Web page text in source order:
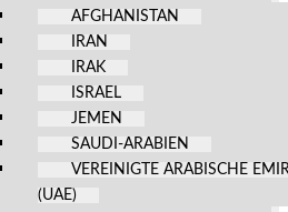
AFGHANISTAN
IRAN
IRAK
ISRAEL
JEMEN
SAUDI-ARABIEN
VEREINIGTE ARABISCHE
(UAE)